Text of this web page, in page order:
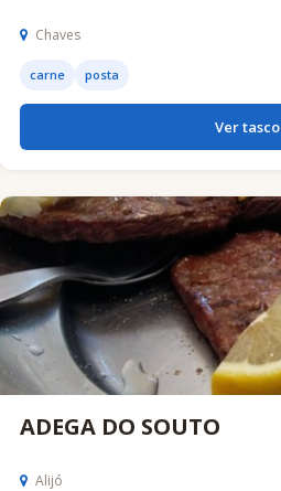
Chaves
carne posta
Ver tasco
ADEGA DO SOUTO
Alijó